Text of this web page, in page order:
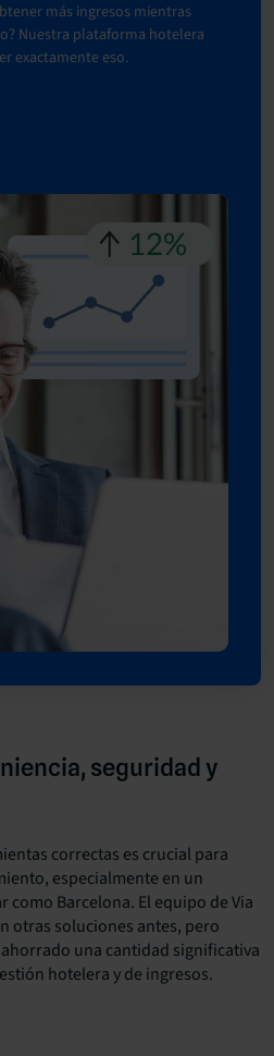
más ingresos mientras
Nuestra plataforma hotelera
exactamente eso.
seguridad y
correctas es crucial para
especialmente en un
Barcelona. El equipo de Via
otras soluciones antes, pero
una cantidad significativa
hotelera y de ingresos.